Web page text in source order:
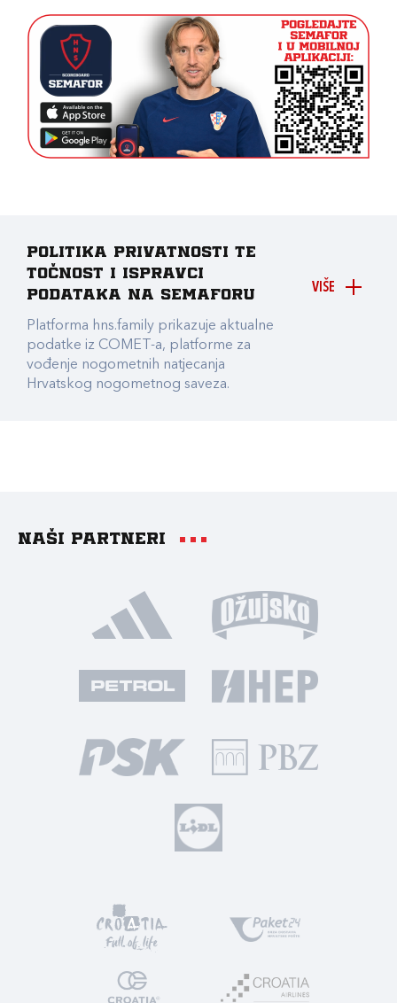
VIŠE
Politika privatnosti te
točnost i ispravci
podataka na Semaforu
Platforma hns.family prikazuje aktualne
podatke iz COMET-a, platforme za
vođenje nogometnih natjecanja
Hrvatskog nogometnog saveza.
Naši partneri